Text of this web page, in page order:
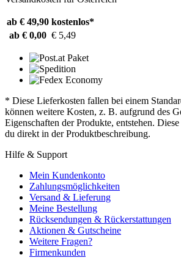
ab € 49,90 kostenlos*
ab € 0,00 € 5,49
* Diese Lieferkosten fallen bei einem
können weitere Kosten, z. B. aufgrund des
Eigenschaften der Produkte, entstehen.
du direkt in der Produktbeschreibung.
Hilfe & Support
Mein Kundenkonto
Zahlungsmöglichkeiten
Versand & Lieferung
Meine Bestellung
Rücksendungen & Rückerstattungen
Aktionen & Gutscheine
Weitere Fragen?
Firmenkunden